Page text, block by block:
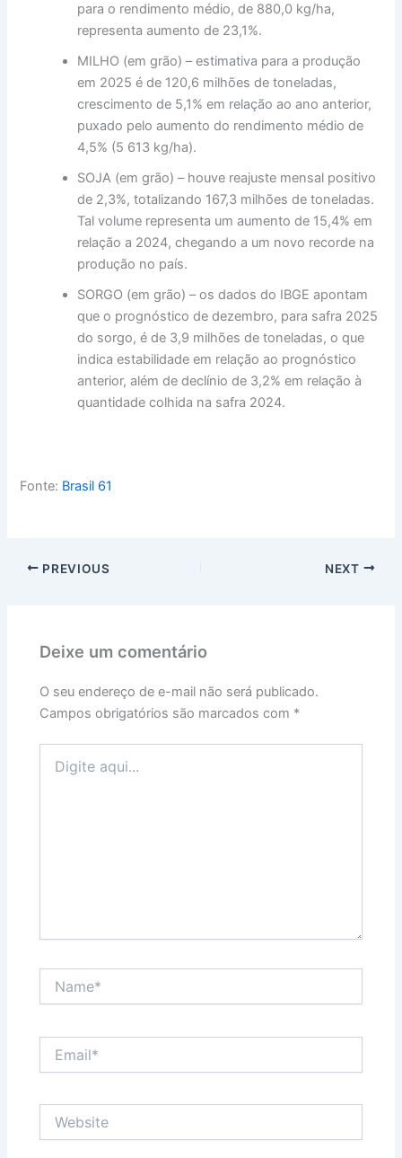
para o rendimento médio, de 880,0 kg/ha,
representa aumento de 23,1%.
MILHO (em grão) – estimativa para a produção
em 2025 é de 120,6 milhões de toneladas,
crescimento de 5,1% em relação ao ano anterior,
puxado pelo aumento do rendimento médio de
4,5% (5 613 kg/ha).
SOJA (em grão) – houve reajuste mensal positivo
de 2,3%, totalizando 167,3 milhões de toneladas.
Tal volume representa um aumento de 15,4% em
relação a 2024, chegando a um novo recorde na
produção no país.
SORGO (em grão) – os dados do IBGE apontam
que o prognóstico de dezembro, para safra 2025
do sorgo, é de 3,9 milhões de toneladas, o que
indica estabilidade em relação ao prognóstico
anterior, além de declínio de 3,2% em relação à
quantidade colhida na safra 2024.
Fonte: Brasil 61
PREVIOUS NEXT
Deixe um comentário
O seu endereço de e-mail não será publicado.
Campos obrigatórios são marcados com *
aqui...